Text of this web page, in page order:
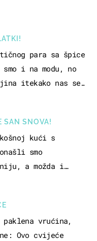
para sa špice
i na modu, no
itekako nas se
SAN SNOVA!
kući s
smo
a možda i
paklena vrućina,
Ovo cvijeće